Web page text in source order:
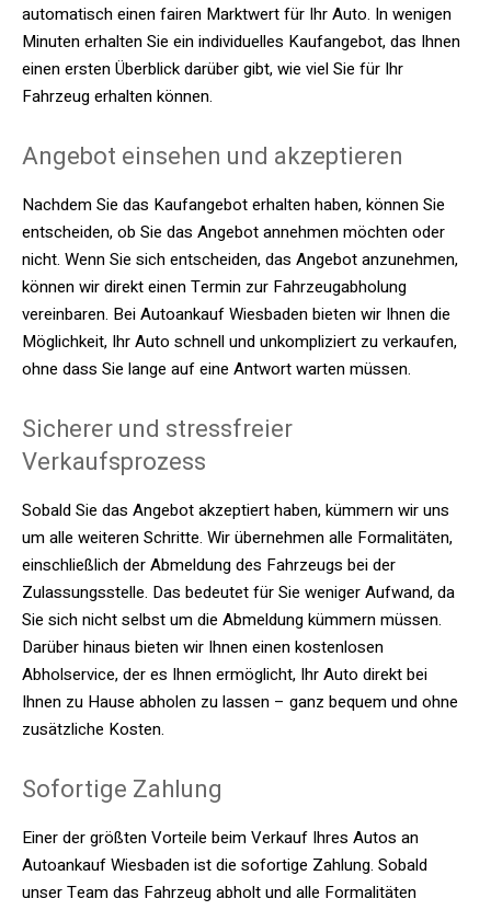
automatisch einen fairen Marktwert für Ihr Auto. In wenigen
Minuten erhalten Sie ein individuelles Kaufangebot, das Ihnen
einen ersten Überblick darüber gibt, wie viel Sie für Ihr
Fahrzeug erhalten können.
Angebot einsehen und akzeptieren
Nachdem Sie das Kaufangebot erhalten haben, können Sie
entscheiden, ob Sie das Angebot annehmen möchten oder
nicht. Wenn Sie sich entscheiden, das Angebot anzunehmen,
können wir direkt einen Termin zur Fahrzeugabholung
vereinbaren. Bei Autoankauf Wiesbaden bieten wir Ihnen die
Möglichkeit, Ihr Auto schnell und unkompliziert zu verkaufen,
ohne dass Sie lange auf eine Antwort warten müssen.
Sicherer und stressfreier
Verkaufsprozess
Sobald Sie das Angebot akzeptiert haben, kümmern wir uns
um alle weiteren Schritte. Wir übernehmen alle Formalitäten,
einschließlich der Abmeldung des Fahrzeugs bei der
Zulassungsstelle. Das bedeutet für Sie weniger Aufwand, da
Sie sich nicht selbst um die Abmeldung kümmern müssen.
Darüber hinaus bieten wir Ihnen einen kostenlosen
Abholservice, der es Ihnen ermöglicht, Ihr Auto direkt bei
Ihnen zu Hause abholen zu lassen – ganz bequem und ohne
zusätzliche Kosten.
Sofortige Zahlung
Einer der größten Vorteile beim Verkauf Ihres Autos an
Autoankauf Wiesbaden ist die sofortige Zahlung. Sobald
unser Team das Fahrzeug abholt und alle Formalitäten